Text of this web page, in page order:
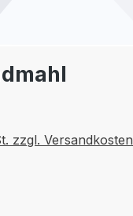
zzgl. Versandkosten